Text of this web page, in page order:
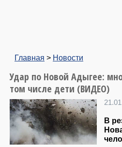
Главная > Новости
Удар по Новой Адыгее:
том числе дети (ВИДЕО)
В